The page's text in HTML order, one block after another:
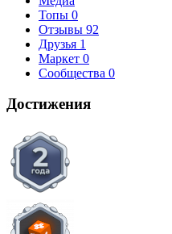
Топы 0
Отзывы 92
Друзья 1
Маркет 0
Сообщества 0
Достижения